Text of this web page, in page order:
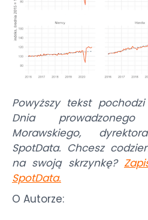
Powyższy tekst
Dnia
Morawskiego,
SpotData. Chcesz
na swoją skrzynkę?
SpotData.
O Autorze: